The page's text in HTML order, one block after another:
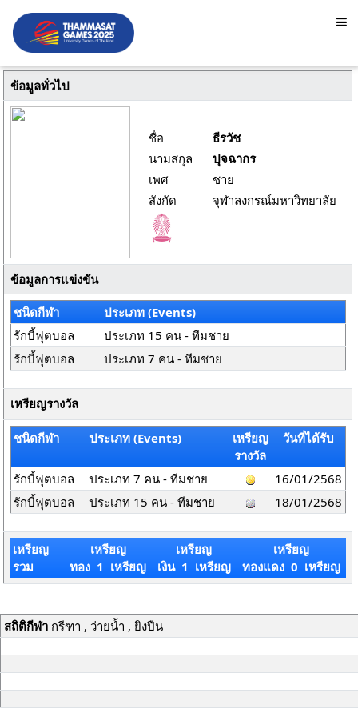
ข้อมูลทั่วไป
ชื่อ
ธีรวัช
นามสกุล
ปุจฉากร
เพศ
ชาย
สังกัด
จุฬาลงกรณ์มหาวิทยาลัย
ข้อมูลการแข่งขัน
ชนิดกีฬา
ประเภท (Events)
รักบี้ฟุตบอล
ประเภท 15 คน - ทีมชาย
รักบี้ฟุตบอล
ประเภท 7 คน - ทีมชาย
เหรียญรางวัล
ชนิดกีฬา ประเภท (Events)
เหรียญ
รางวัล
วันที่ได้รับ
รักบี้ฟุตบอล ประเภท 7 คน - ทีมชาย
16/01/2568
รักบี้ฟุตบอล
ประเภท 15 คน - ทีมชาย 18/01/2568
เหรียญ
รวม
เหรียญ
ทอง 1 เหรียญ
เหรียญ
เงิน 1 เหรียญ
เหรียญ
ทองแดง 0 เหรียญ
สถิติกีฬากรีฑา , ว่ายน้ำ , ยิงปืน